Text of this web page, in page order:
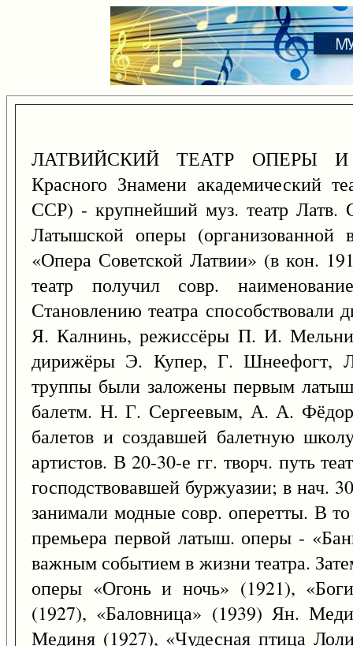
ЛАТВИЙСКИЙ ТЕАТР ОПЕРЫ И
Красного Знамени академический
ССР) - крупнейший муз. театр Латв.
Латышской оперы
«Опера Советской Латвии» (в кон.
театр получил совр.
Становлению театра
Я. Калнинь, режиссёры П. И.
дирижёры Э. Купер, Г. Шнеефогт,
труппы были заложены первым
балетм. Н. Г. Сергеевым, А. А.
балетов и создавшей балетную
артистов. В 20-30-е гг. творч. путь
господствовавшей буржуазии; в нач.
занимали модные совр. оперетты. В
премьера первой латыш. оперы -
важным событием в жизни театра.
оперы «Огонь и ночь» (1921),
(1927), «Баловница» (1939) Ян.
Мединя (1927), «Чудесная птица